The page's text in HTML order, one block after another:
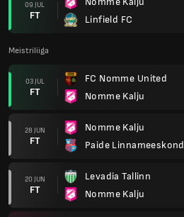
09 JUL
FT
Linfield FC
Meistriliiga
03 JUL
FT
FC Nomme United
Nomme Kalju
28 JUN
FT
Nomme Kalju
Paide Linnameeskond
20 JUN
FT
Levadia Tallinn
Nomme Kalju